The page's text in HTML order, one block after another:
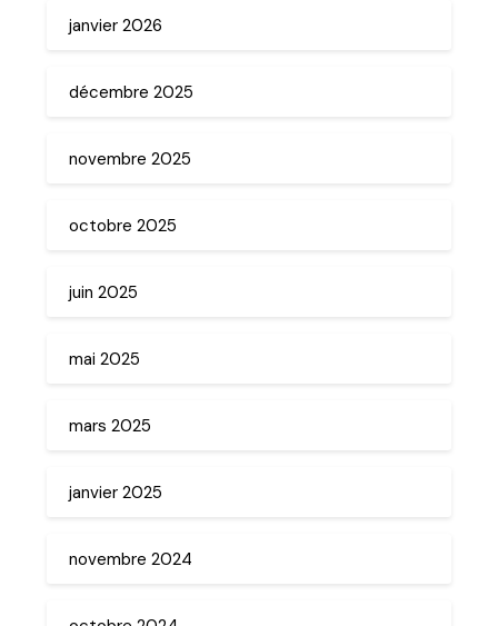
janvier 2026
décembre 2025
novembre 2025
octobre 2025
juin 2025
mai 2025
mars 2025
janvier 2025
novembre 2024